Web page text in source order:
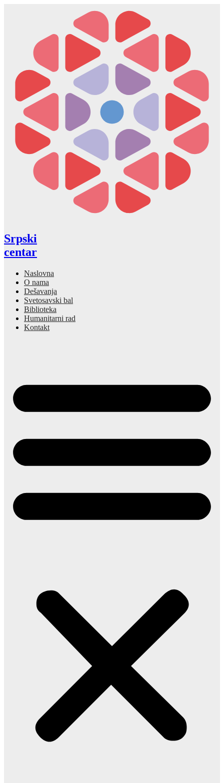
Srpski
centar
Naslovna
O nama
Dešavanja
Svetosavski bal
Biblioteka
Humanitarni rad
Kontakt